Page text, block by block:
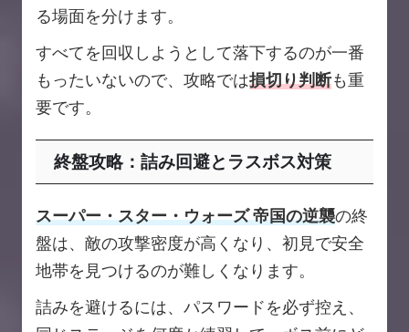
る場面を分けます。
すべてを回収しようとして落下するのが一番
もったいないので、攻略では損切り判断も重
要です。
終盤攻略：詰み回避とラスボス対策
スーパー・スター・ウォーズ 帝国の逆襲の終
盤は、敵の攻撃密度が高くなり、初見で安全
地帯を見つけるのが難しくなります。
詰みを避けるには、パスワードを必ず控え、